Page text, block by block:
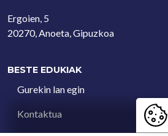
Ergoien, 5
20270, Anoeta, Gipuzkoa
BESTE EDUKIAK
Gurekin lan egin
Kontaktua